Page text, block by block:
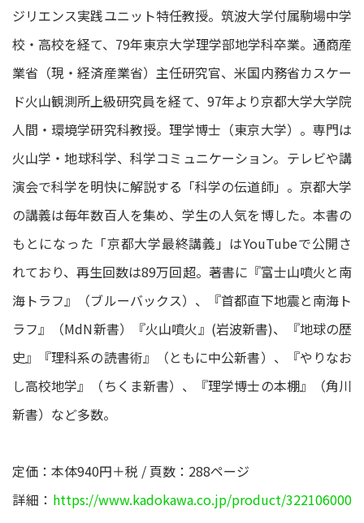
ジリエンス実践ユニット特任教授。筑波大学付属駒場中学
校・高校を経て、79年東京大学理学部地学科卒業。通商産
業省（現・経済産業省）主任研究官、米国内務省カスケー
ド火山観測所上級研究員を経て、97年より京都大学大学院
人間・環境学研究科教授。理学博士（東京大学）。専門は
火山学・地球科学、科学コミュニケーション。テレビや講
演会で科学を明快に解説する「科学の伝道師」。京都大学
の講義は毎年数百人を集め、学生の人気を博した。本書の
もとになった「京都大学最終講義」はYouTubeで公開さ
れており、再生回数は89万回超。著書に『富士山噴火と南
海トラフ』（ブルーバックス）、『首都直下地震と南海ト
ラフ』（MdN新書）『火山噴火』(岩波新書)、『地球の歴
史』『理科系の読書術』（ともに中公新書）、『やりなお
し高校地学』（ちくま新書）、『理学博士の本棚』（角川
新書）など多数。
定価：本体940円＋税 / 頁数：288ページ
詳細： https://www.kadokawa.co.jp/product/322106000